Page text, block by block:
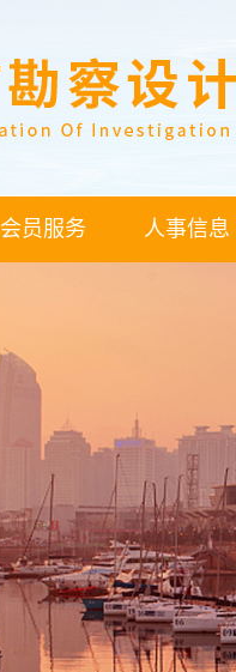
会员服务 人事信息